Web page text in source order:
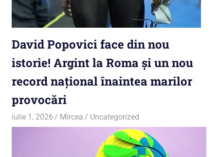
David Popovici face din nou
istorie! Argint la Roma și un nou
record național înaintea marilor
provocări
iulie 1, 2026 Mircea Uncategorized